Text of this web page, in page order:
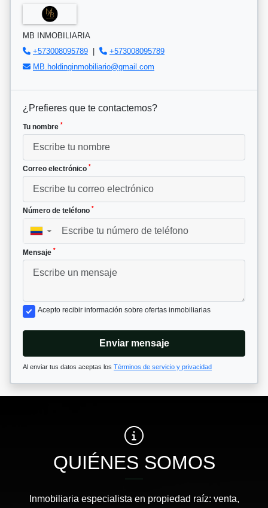
MB INMOBILIARIA
+573008095789 |
+573008095789
MB.holdinginmobiliario@gmail.com
¿Prefieres que te contactemos?
Tu nombre *
Correo electrónico *
Número de teléfono *
▼
Mensaje *
Acepto recibir información sobre ofertas inmobiliarias
Enviar mensaje
Al enviar tus datos aceptas los Términos de servicio y privacidad
QUIÉNES SOMOS
Inmobiliaria especialista en propiedad raíz: venta,